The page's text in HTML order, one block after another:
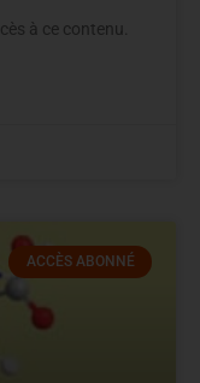
à ce contenu.
ACCÈS ABONNÉ